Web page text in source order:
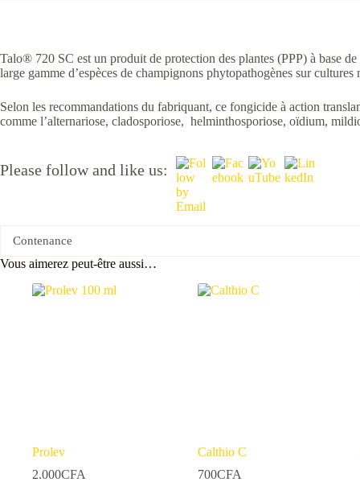
Talo® 720 SC est un produit de protection des plantes (PPP) à base
large gamme d’espèces de champignons phytopathogènes sur
Selon les recommandations du fabriquant, ce fongicide à action
comme l’alternariose, cladosporiose, helminthosporiose, oïdium,
Please follow and like us:
Contenance
Vous aimerez peut-être aussi…
Prolev
2.000CFA
Calthio C
700CFA